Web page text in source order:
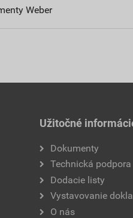
Weber
Užitočné
Dokumenty
Technická podpora
Dodacie listy
Vystavovanie
O nás